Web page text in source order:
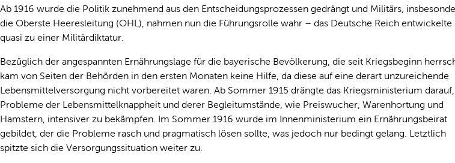
Ab 1916 wurde die Politik zunehmend aus den Entscheidungsprozessen gedrängt und Militärs,
die Oberste Heeresleitung (OHL), nahmen nun die Führungsrolle wahr – das Deutsche Reich entwickelte
quasi zu einer Militärdiktatur.
Bezüglich der angespannten Ernährungslage für die bayerische Bevölkerung, die seit Kriegsbeginn
kam von Seiten der Behörden in den ersten Monaten keine Hilfe, da diese auf eine derart unzureichende
Lebensmittelversorgung nicht vorbereitet waren. Ab Sommer 1915 drängte das Kriegsministerium
Probleme der Lebensmittelknappheit und derer Begleitumstände, wie Preiswucher, Warenhortung und
Hamstern, intensiver zu bekämpfen. Im Sommer 1916 wurde im Innenministerium ein Ernährungsbeirat
gebildet, der die Probleme rasch und pragmatisch lösen sollte, was jedoch nur bedingt gelang. Letztlich
spitzte sich die Versorgungssituation weiter zu.